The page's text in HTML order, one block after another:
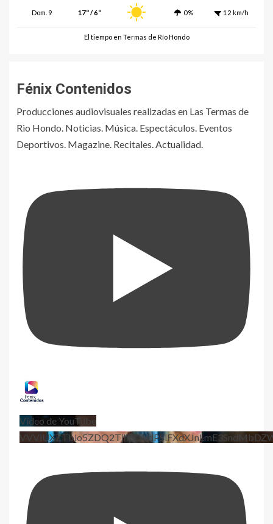
Dom. 9 17º / 6º 0% 12 km/h
El tiempo en Termas de Río Hondo
Fénix Contenidos
Producciones audiovisuales realizadas en Las Termas de
Rio Hondo. Noticias. Música. Espectáculos. Eventos
Deportivos. Magazine. Recitales. Actualidad.
Vídeo de YouTube